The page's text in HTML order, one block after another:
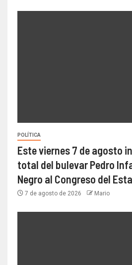
POLÍTICA
Este viernes 7 de agosto
total del bulevar Pedro
Negro al Congreso del
7 de agosto de 2026 Mario